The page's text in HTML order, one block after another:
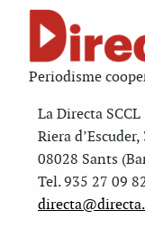
Periodisme
La Directa SCCL
Riera
08028 Sants
Tel. 935 27 09